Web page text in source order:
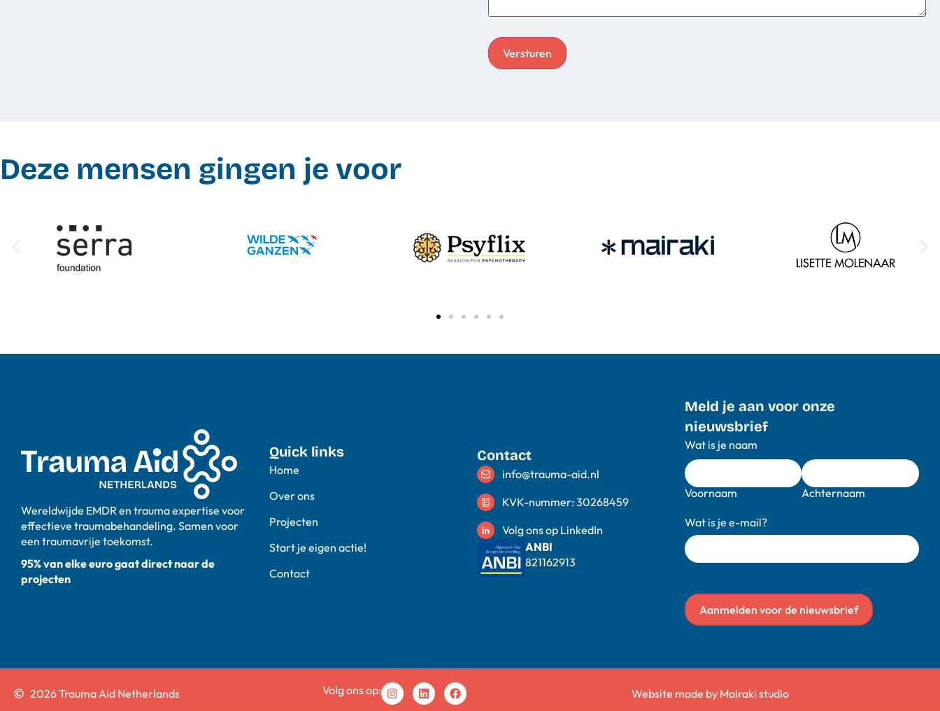
Versturen
Deze mensen gingen je voor
Wereldwijde EMDR en trauma expertise voor
effectieve traumabehandeling. Samen voor
een traumavrije toekomst.
95% van elke euro gaat direct naar de
projecten
Quick links
Home
Over ons
Projecten
Start je eigen actie!
Contact
Contact
info@trauma-aid.nl
KVK-nummer: 30268459
Volg ons op LinkedIn
ANBI
821162913
Meld je aan voor onze
nieuwsbrief
Wat is je naam
Voornaam Achternaam
Wat is je e-mail?
Aanmelden voor de nieuwsbrief
2026 Trauma Aid Netherlands Volg ons op: Website made by Mairaki studio